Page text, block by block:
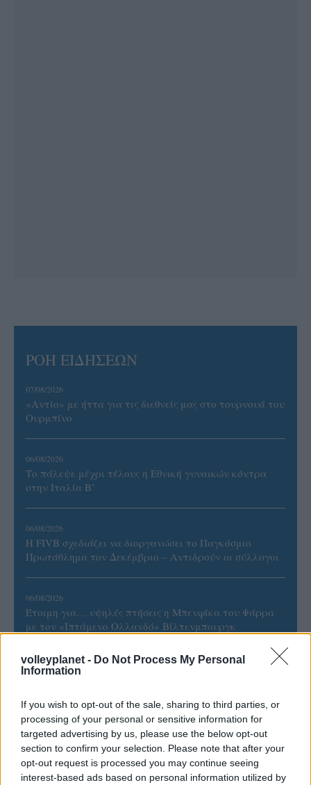
volleyplanet - Do Not Process My Personal
Information
If you wish to opt-out of the sale, sharing to third parties, or
processing of your personal or sensitive information for
targeted advertising by us, please use the below opt-out
section to confirm your selection. Please note that after your
opt-out request is processed you may continue seeing
interest-based ads based on personal information utilized by
ΡΟΗ ΕΙΔΗΣΕΩΝ
07/08/2026
«Αντίο» με ήττα για τις διεθνείς μας στο τουρνουά του
Ουρμπίνο
06/08/2026
Το πάλεψε μέχρι τέλους η Εθνική γυναικών κόντρα
στην Ιταλία Β’
06/08/2026
Η FIVB σχεδιάζει να διοργανώσει το Παγκόσμιο
Πρωτάθλημα τον Δεκέμβριο – Αντιδρούν οι σύλλογοι
06/08/2026
Έτοιμη για… υψηλές πτήσεις η Μπενφίκα του Ψάρρα
με τον «Ιπτάμενο Ολλανδό» Βίλτενμπουργκ
05/08/2026
05/08/2026
Προς στρατηγική συνεργασία ΠΑΣΑΠΠ και
Πανεπιστημίου Πατρών